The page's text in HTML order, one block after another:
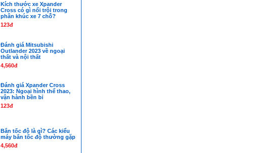
Kích thước xe Xpander
Cross có gì nổi trội trong
phân khúc xe 7 chỗ?
123đ
Đánh giá Mitsubishi
Outlander 2023 về ngoại
thất và nội thất
4,560đ
Đánh giá Xpander Cross
2023: Ngoại hình thể thao,
vận hành bền bỉ
123đ
Bắn tốc độ là gì? Các kiểu
máy bắn tốc độ thường gặp
4,560đ